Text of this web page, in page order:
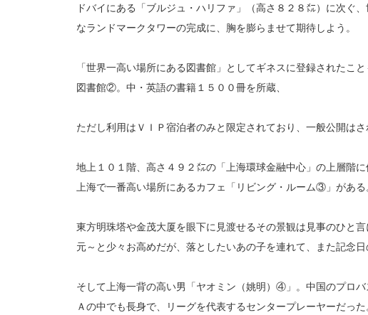
ドバイにある「ブルジュ・ハリファ」（高さ８２８㍍）に次ぐ
なランドマークタワーの完成に、胸を膨らませて期待しよう。
「世界一高い場所にある図書館」としてギネスに登録されたこ
図書館②。中・英語の書籍１５００冊を所蔵、
ただし利用はＶＩＰ宿泊者のみと限定されており、一般公開はさ
地上１０１階、高さ４９２㍍の「上海環球金融中心」の上層階
上海で一番高い場所にあるカフェ「リビング・ルーム③」がある
東方明珠塔や金茂大厦を眼下に見渡せるその景観は見事のひと
元～と少々お高めだが、落としたいあの子を連れて、また記念
そして上海一背の高い男「ヤオミン（姚明）④」。中国のプロ
Ａの中でも長身で、リーグを代表するセンタープレーヤーだった